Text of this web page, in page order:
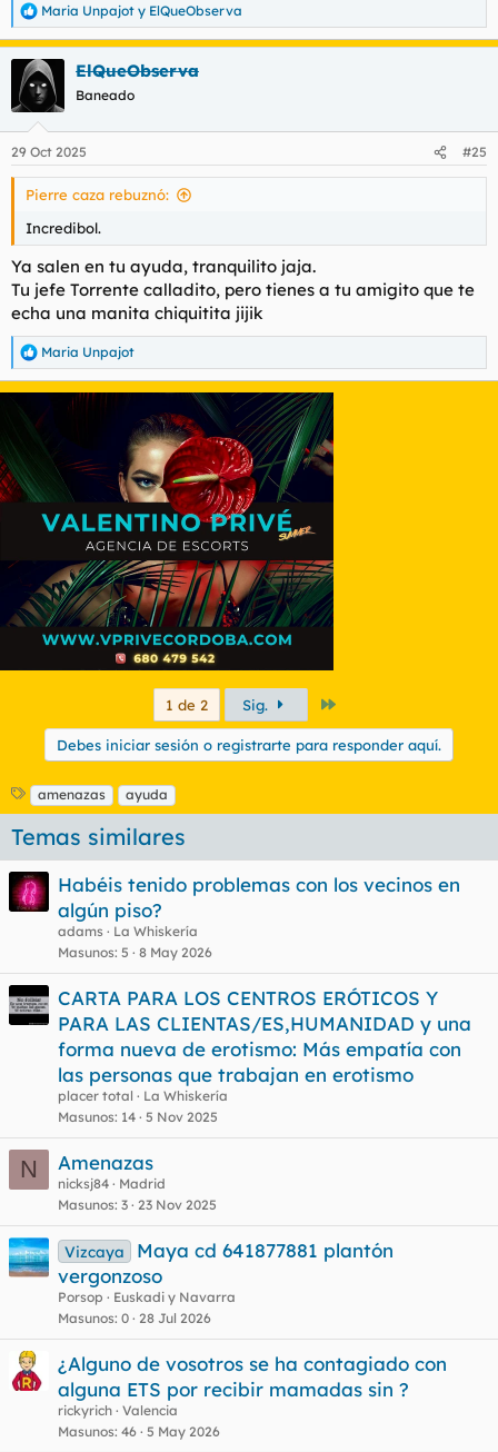
R
e
a
c
c
i
e
s
Maria Unpajot y ElQueObserva
ElQueObserva
Baneado
29 Oct 2025 #25
Pierre caza rebuznó:
Incredibol.
Ya salen en tu ayuda, tranquilito jaja.
Tu jefe Torrente calladito, pero tienes a tu amigito que te
echa una manita chiquitita jijik
R
e
a
o
n
e
Maria Unpajot
1 de 2 Sig.
Debes iniciar sesión o registrarte para responder aquí.
E
t
i
q
u
e
t
amenazas ayuda
Temas similares
Habéis tenido problemas con los vecinos en
algún piso?
adams
La Whiskería
Masunos 5 8 May 2026
CARTA PARA LOS CENTROS ERÓTICOS Y
PARA LAS CLIENTAS/ES,HUMANIDAD y una
forma nueva de erotismo: Más empatía con
las personas que trabajan en erotismo
placer total
La Whiskería
Masunos 14 5 Nov 2025
N Amenazas
nicksj84
Madrid
Masunos 3 23 Nov 2025
Vizcaya
Maya cd 641877881 plantón
vergonzoso
Porsop
Euskadi y Navarra
Masunos 0 28 Jul 2026
¿Alguno de vosotros se ha contagiado con
alguna ETS por recibir mamadas sin ?
rickyrich Valencia
Masunos 46 5 May 2026